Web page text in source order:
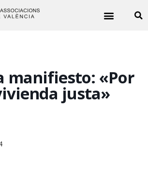
manifiesto: «Por
justa»